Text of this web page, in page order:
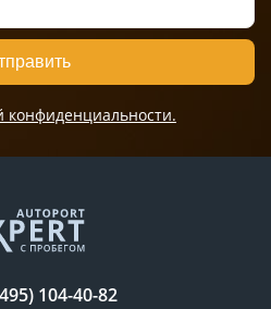
конфиденциальности.
104-40-82